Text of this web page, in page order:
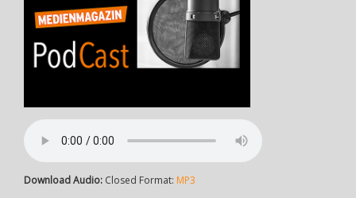
Download Audio: Closed Format: MP3